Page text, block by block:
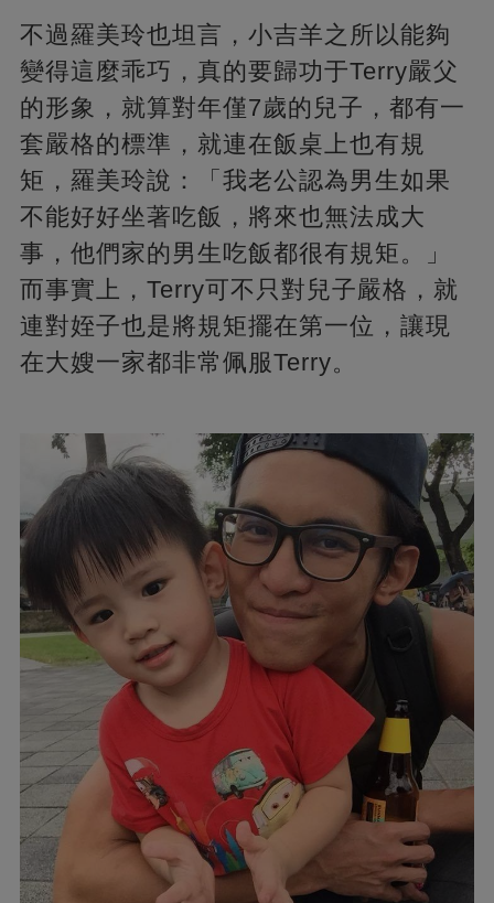
不過羅美玲也坦言，小吉羊之所以能夠
變得這麼乖巧，真的要歸功于Terry嚴父
的形象，就算對年僅7歲的兒子，都有一
套嚴格的標準，就連在飯桌上也有規
矩，羅美玲說：「我老公認為男生如果
不能好好坐著吃飯，將來也無法成大
事，他們家的男生吃飯都很有規矩。」
而事實上，Terry可不只對兒子嚴格，就
連對姪子也是將規矩擺在第一位，讓現
在大嫂一家都非常佩服Terry。